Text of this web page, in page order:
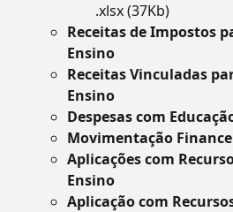
.xlsx (37Kb)
Receitas de Impostos
Ensino
Receitas Vinculadas
Ensino
Despesas com
Movimentação
Aplicações com
Ensino
Aplicação com